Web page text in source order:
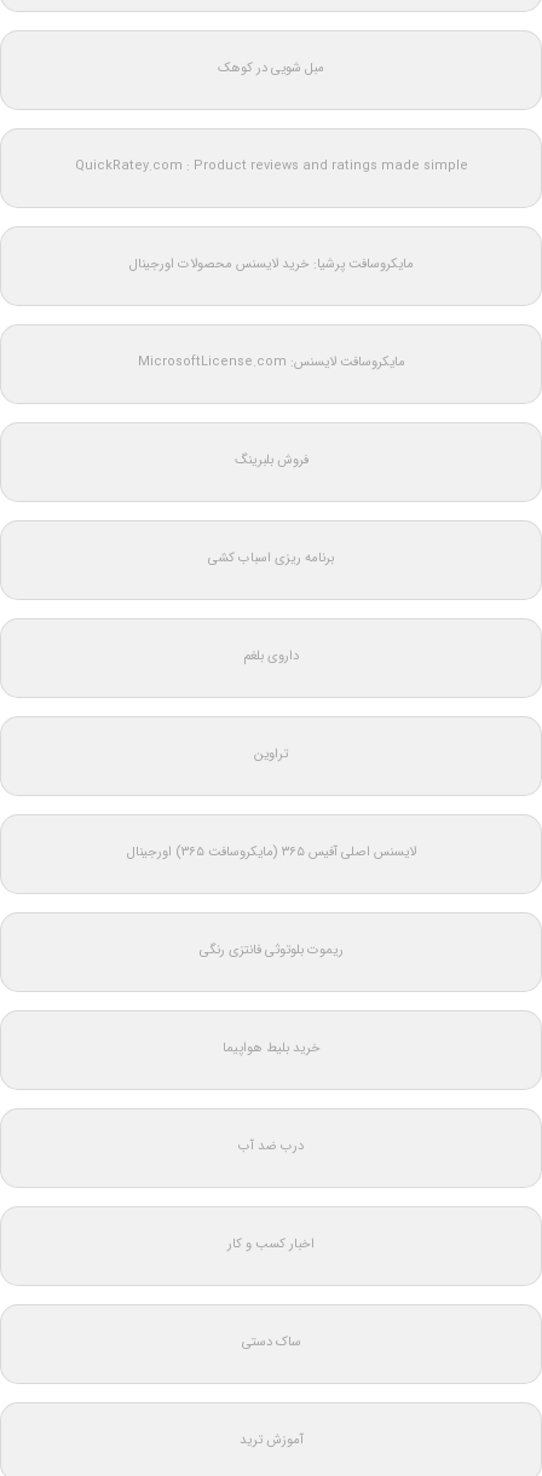
مبل شویی در کوهک
QuickRatey.com : Product reviews and ratings made simple
مایکروسافت پرشیا: خرید لایسنس محصولات اورجینال
مایکروسافت لایسنس: MicrosoftLicense.com
فروش بلبرینگ
برنامه ریزی اسباب کشی
داروی بلغم
تراوین
لایسنس اصلی آفیس ۳۶۵ (مایکروسافت ۳۶۵) اورجینال
ریموت بلوتوثی فانتزی رنگی
خرید بلیط هواپیما
درب ضد آب
اخبار کسب و کار
ساک دستی
آموزش ترید